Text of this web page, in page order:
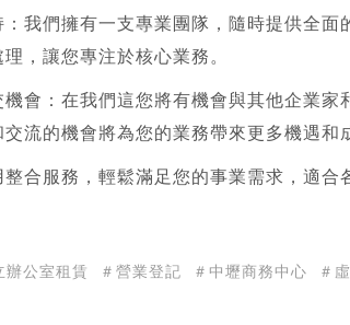
我們擁有一支專業團隊，隨時提供全
，讓您專注於核心業務。
會：在我們這您將有機會與其他企業
流的機會將為您的業務帶來更多機遇和
合服務，輕鬆滿足您的事業需求，適合
辦公室租賃 ＃營業登記 ＃中壢商務中心 ＃